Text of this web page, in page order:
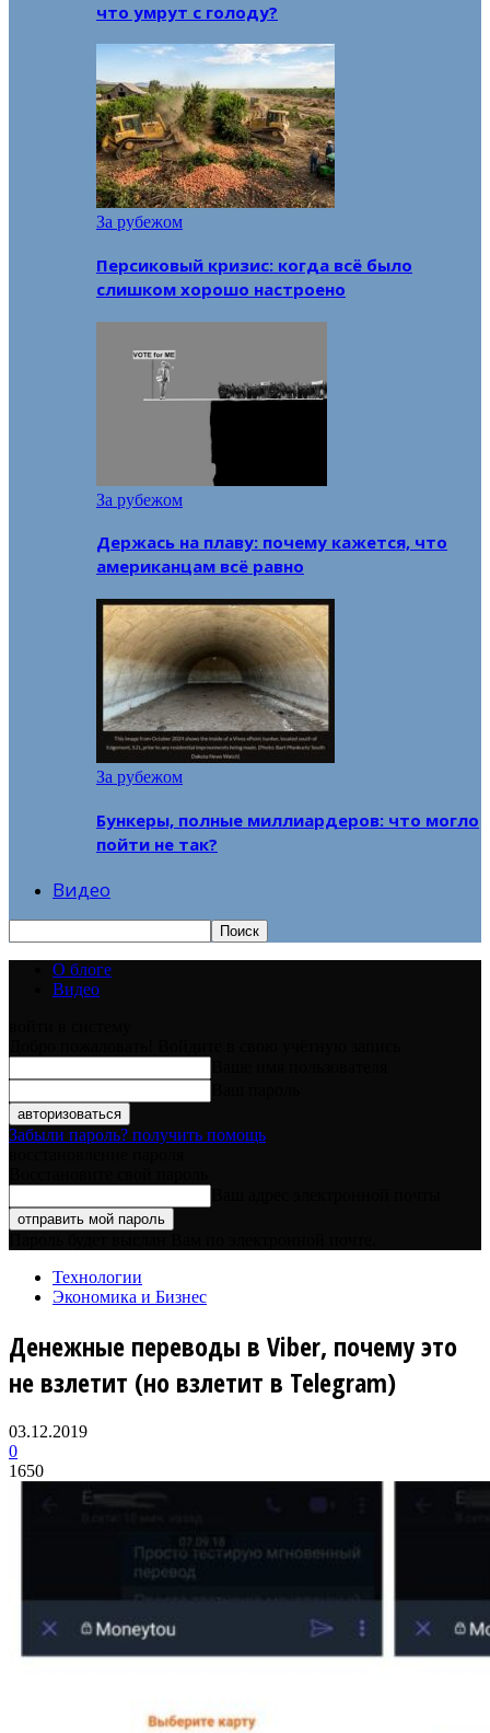
что умрут с голоду?
За рубежом
Персиковый кризис: когда всё было
слишком хорошо настроено
За рубежом
Держась на плаву: почему кажется, что
американцам всё равно
За рубежом
Бункеры, полные миллиардеров: что могло
пойти не так?
Видео
О блоге
Видео
Забыли пароль? получить помощь
Технологии
Экономика и Бизнес
Денежные переводы в Viber, почему это
не взлетит (но взлетит в Telegram)
03.12.2019
0
1650